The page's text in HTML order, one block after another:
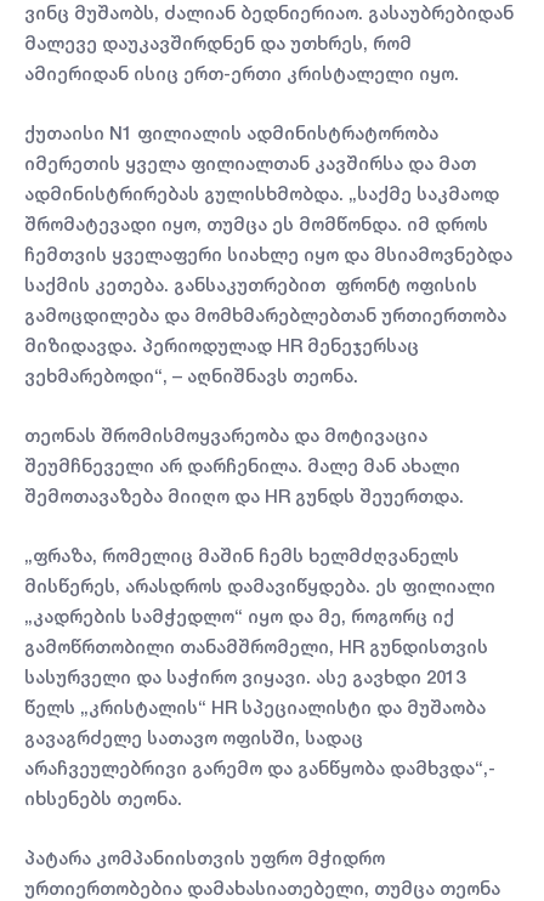
ვინც მუშაობს, ძალიან ბედნიერიაო. გასაუბრებიდან
მალევე დაუკავშირდნენ და უთხრეს, რომ
ამიერიდან ისიც ერთ-ერთი კრისტალელი იყო.
ქუთაისი N1 ფილიალის ადმინისტრატორობა
იმერეთის ყველა ფილიალთან კავშირსა და მათ
ადმინისტრირებას გულისხმობდა. „საქმე საკმაოდ
შრომატევადი იყო, თუმცა ეს მომწონდა. იმ დროს
ჩემთვის ყველაფერი სიახლე იყო და მსიამოვნებდა
საქმის კეთება. განსაკუთრებით ფრონტ ოფისის
გამოცდილება და მომხმარებლებთან ურთიერთობა
მიზიდავდა. პერიოდულად HR მენეჯერსაც
ვეხმარებოდი“, – აღნიშნავს თეონა.
თეონას შრომისმოყვარეობა და მოტივაცია
შეუმჩნეველი არ დარჩენილა. მალე მან ახალი
შემოთავაზება მიიღო და HR გუნდს შეუერთდა.
„ფრაზა, რომელიც მაშინ ჩემს ხელმძღვანელს
მისწერეს, არასდროს დამავიწყდება. ეს ფილიალი
„კადრების სამჭედლო“ იყო და მე, როგორც იქ
გამოწრთობილი თანამშრომელი, HR გუნდისთვის
სასურველი და საჭირო ვიყავი. ასე გავხდი 2013
წელს „კრისტალის“ HR სპეციალისტი და მუშაობა
გავაგრძელე სათავო ოფისში, სადაც
არაჩვეულებრივი გარემო და განწყობა დამხვდა“,-
იხსენებს თეონა.
პატარა კომპანიისთვის უფრო მჭიდრო
ურთიერთობებია დამახასიათებელი, თუმცა თეონა